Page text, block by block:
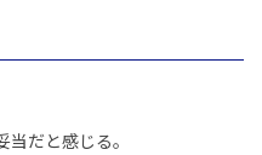
だと感じる。